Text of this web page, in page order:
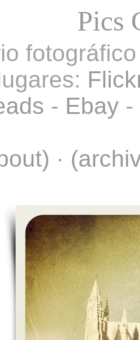
Pics
- Ebay -
·